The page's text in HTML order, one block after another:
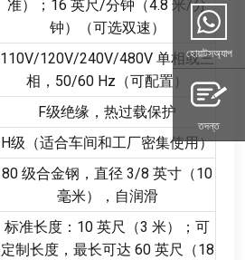
准）
；16 英尺/分钟（4.8 米/分
钟）（可选双速）
110V/120V/240V/480V 单相或三
相 ，50/60 Hz（可配置）
F级绝缘 ， 热过载保护
H级（适合车间和工厂密集使用）
80 级合金钢 ， 直径 3/8 英寸（10
毫米）
， 自润滑
标准长度 ：10 英尺（3 米） ； 可
定制长度， 最长可达 60 英尺（18
হোয়াটসঅ্যাপ
তদন্ত